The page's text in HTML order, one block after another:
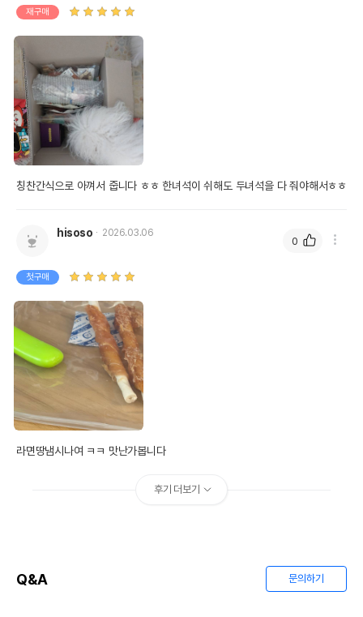
재구매
칭찬간식으로 아껴서 줍니다 ㅎㅎ 한녀석이 쉬해도 두녀석을 다 줘야해서ㅎㅎ
hisoso 2026.03.06
첫구매
라면땅냄시나여 ㅋㅋ 맛난가봅니다
0
후기 더보기
Q&A 문의하기